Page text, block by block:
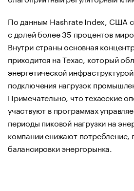
По данным Hashrate Index, США
с долей более 35 процентов
Внутри страны основная
приходится на Техас, который
энергетической
подключения нагрузок
Примечательно, что техасские
участвуют в программах
периоды пиковой нагрузки на
компании снижают потребление,
балансировки энергорынка.